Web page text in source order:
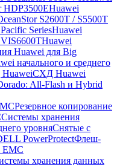
HDP3500EHuawei
S2600T / S5500T
SeriesHuawei
Huawei
Huawei для Big
начального и среднего
СХД Huawei
All-Flash и Hybrid
Резервное копирование
Системы хранения
уровняСнятые с
PowerProtectФлеш-
EMC
хранения данных